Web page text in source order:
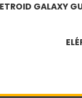
GALAXY